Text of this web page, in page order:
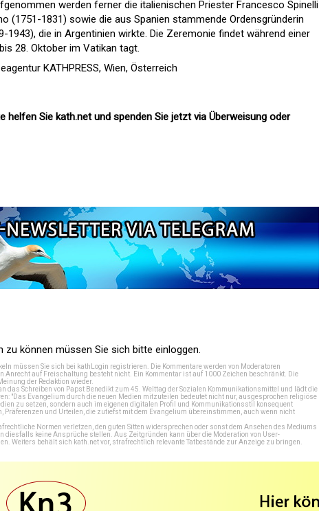
werden ferner die italienischen Priester Francesco Spinelli
(1751-1831) sowie die aus Spanien stammende Ordensgründerin
1943), die in Argentinien wirkte. Die Zeremonie findet während einer
28. Oktober im Vatikan tagt.
KATHPRESS, Wien, Österreich
helfen Sie kath.net und spenden Sie jetzt via Überweisung oder
können müssen Sie sich bitte einloggen.
müssen Sie sich bei kathLogin registrieren . Die Kommentare werden von Moderatoren
auf Freischaltung besteht nicht. Ein Kommentar ist auf 1000 Zeichen beschränkt. Die
der Redaktion wieder.
das Schreiben von Papst Benedikt zum 45. Welttag der Sozialen Kommunikationsmittel und lädt die
"Das Evangelium durch die neuen Medien mitzuteilen bedeutet nicht nur, ausgesprochen religiöse
zu setzen, sondern auch im eigenen digitalen Profil und Kommunikationsstil konsequent
und Urteilen, die zutiefst mit dem Evangelium übereinstimmen, auch wenn nicht
Normen verletzen, den guten Sitten widersprechen oder sonst dem Ansehen des Mediums
diesfalls keine Ansprüche stellen. Aus Zeitgründen kann über die Moderation von User-
Weiters behält sich kath.net vor, strafrechtlich relevante Tatbestände zur Anzeige zu bringen.